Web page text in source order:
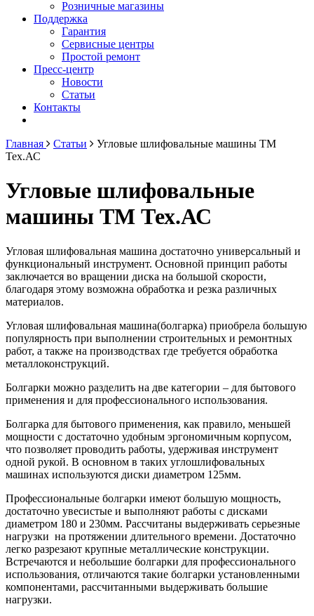
Розничные магазины
Поддержка
Гарантия
Сервисные центры
Простой ремонт
Пресс-центр
Новости
Статьи
Контакты
Главная Статьи
Угловые шлифовальные машины ТМ
Тех.АС
Угловые шлифовальные
машины ТМ Тех.АС
Угловая шлифовальная машина достаточно универсальный и
функциональный инструмент. Основной принцип работы
заключается во вращении диска на большой скорости,
благодаря этому возможна обработка и резка различных
материалов.
Угловая шлифовальная машина(болгарка) приобрела большую
популярность при выполнении строительных и ремонтных
работ, а также на производствах где требуется обработка
металлоконструкций.
Болгарки можно разделить на две категории – для бытового
применения и для профессионального использования.
Болгарка для бытового применения, как правило, меньшей
мощности с достаточно удобным эргономичным корпусом,
что позволяет проводить работы, удерживая инструмент
одной рукой. В основном в таких углошлифовальных
машинах используются диски диаметром 125мм.
Профессиональные болгарки имеют большую мощность,
достаточно увесистые и выполняют работы с дисками
диаметром 180 и 230мм. Рассчитаны выдерживать серьезные
нагрузки на протяжении длительного времени. Достаточно
легко разрезают крупные металлические конструкции.
Встречаются и небольшие болгарки для профессионального
использования, отличаются такие болгарки установленными
компонентами, рассчитанными выдерживать большие
нагрузки.